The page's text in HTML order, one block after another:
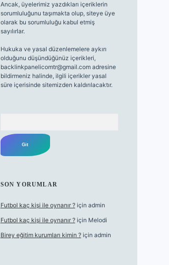
Ancak, üyelerimiz yazdıkları içeriklerin
sorumluluğunu taşımakta olup, siteye üye
olarak bu sorumluluğu kabul etmiş
sayılırlar.
Hukuka ve yasal düzenlemelere aykırı
olduğunu düşündüğünüz içerikleri,
backlinkpanelicomtr@gmail.comadresine
bildirmeniz halinde, ilgili içerikler yasal
süre içerisinde sitemizden kaldırılacaktır.
SON YORUMLAR
Futbol kaç kişi ile oynanır ?için admin
Futbol kaç kişi ile oynanır ?için Melodi
Birey eğitim kurumları kimin ?için admin